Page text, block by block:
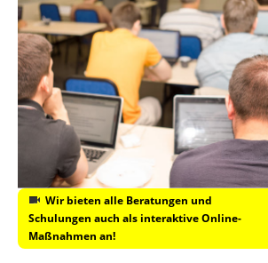
Wir bieten alle Beratungen und
Schulungen auch als interaktive Online-
Maßnahmen an!